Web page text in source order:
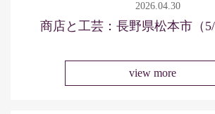
2026.04.30
商店と工芸：長野県松本市（5/
view more